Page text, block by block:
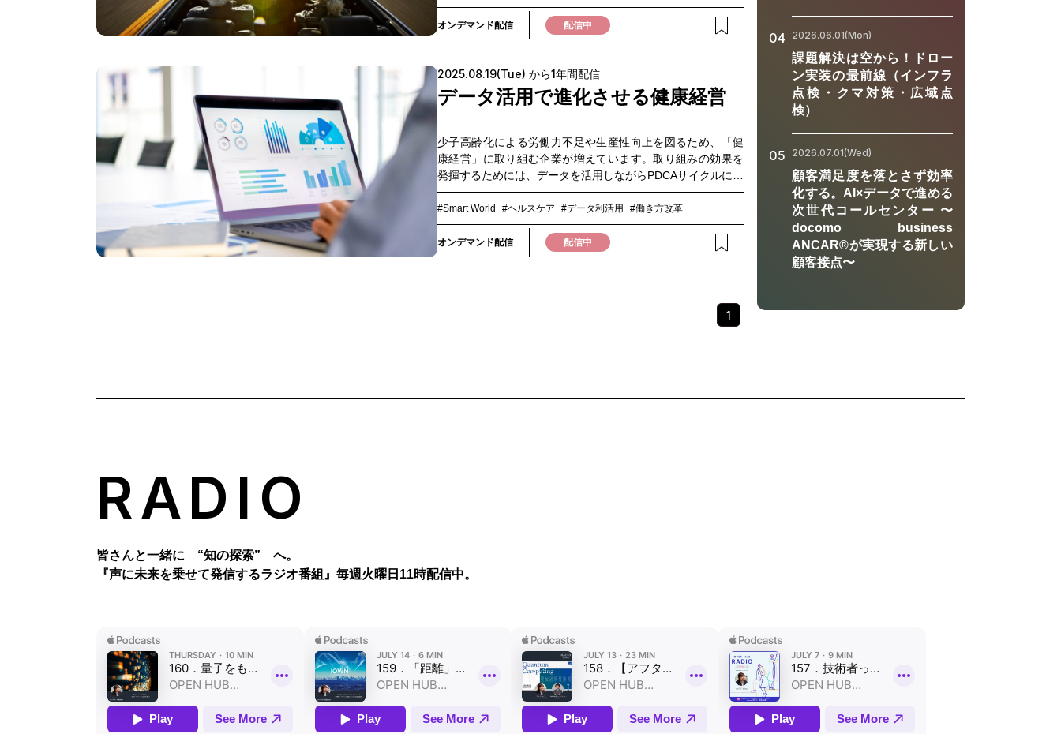
をご紹介します。MR育成の高度化や標準化を検討されている
方はもちろん、人材育成におけるAI活用の可能性を模索され
めです▼・面談品質の向上と育成の標準化を両立したい・マ
ネージャーやトレーナーの育成負荷を軽減したい・人材育成
におけるAI活用を検討している・製薬業界における営業・育
マンスや生活の質を長期的に維持・向上させるアプローチと
して捉えられています。本ウェビナーでは、・ロンジェビテ
ィとは何か・なぜ今、世界がロンジェビティに注目している
あるのかといった基本的な考え方から、価値観やライフスタ
イルが多様化する現代において、人や社会に対してどのよう
なアプローチが求められるのかを考えます。また、ロンジェ
クトが今後どのような価値を持ちうるのか、そして多様化す
る価値観やライフスタイルに対して、どのように向き合う必
要があるのかを考えるヒントをお届けします。▼このような
方におすすめ・人の価値観変化を起点に新規事業を考えたい
方・ヘルスケア／ウェルネス領域の最新トレンドを知りたい
方・人生100年時代における顧客体験やサービス設計に関心の
ある方
オンデマンド配信 配信中
2025.08.19(Tue) から1年間配信
データ活用で進化させる健康経営
少子高齢化による労働力不足や生産性向上を図るため、「健
康経営」に取り組む企業が増えています。取り組みの効果を
発揮するためには、データを活用しながらPDCAサイクルに沿
った実施が重要なポイントとなります。本ウェビナーでは
「健康経営」にデータを活用するメリット、PDCAサイクルを
効果的に回すための具体的な実践方法について分かりやすく
解説します。健康経営に携わる皆さまは、ぜひご視聴くださ
い。▼このような方におすすめです▼・全社的な健康経営を
#Smart World #ヘルスケア #データ利活用 #働き方改革
オンデマンド配信 配信中
1
04 2026.06.01(Mon)
課題解決は空から！ドロー
ン実装の最前線（インフラ
点検・クマ対策・広域点
検）
05 2026.07.01(Wed)
顧客満足度を落とさず効率
化する。AI×データで進める
次世代コールセンター 〜
docomo business
ANCAR®が実現する新しい
顧客接点〜
RADIO
皆さんと一緒に “知の探索” へ。
『声に未来を乗せて発信するラジオ番組』 毎週火曜日11時配信中。